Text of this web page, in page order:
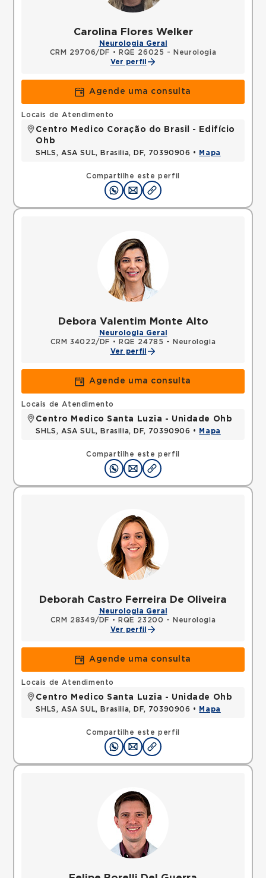
Carolina Flores Welker
Neurologia Geral
CRM 29706/DF •
RQE 26025 - Neurologia
Ver perfil
Agende uma consulta
Compartilhe este perfil
Locais de Atendimento
Centro Medico Coração do Brasil - Edifício
Ohb
SHLS, ASA SUL, Brasilia, DF, 70390906 • Mapa
Debora Valentim Monte Alto
Neurologia Geral
CRM 34022/DF •
RQE 24785 - Neurologia
Ver perfil
Agende uma consulta
Compartilhe este perfil
Locais de Atendimento
Centro Medico Santa Luzia - Unidade Ohb
SHLS, ASA SUL, Brasilia, DF, 70390906 • Mapa
Deborah Castro Ferreira De Oliveira
Neurologia Geral
CRM 28349/DF •
RQE 23200 - Neurologia
Ver perfil
Agende uma consulta
Compartilhe este perfil
Locais de Atendimento
Centro Medico Santa Luzia - Unidade Ohb
SHLS, ASA SUL, Brasilia, DF, 70390906 • Mapa